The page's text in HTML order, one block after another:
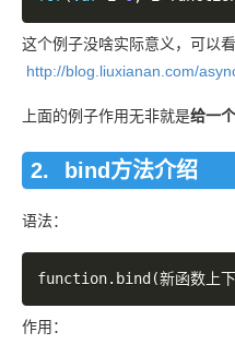
这个例子没啥实际意义，可以
http://blog.liuxianan.com/
上面的例子作用无非就是给一
bind方法介绍
语法：
作用：